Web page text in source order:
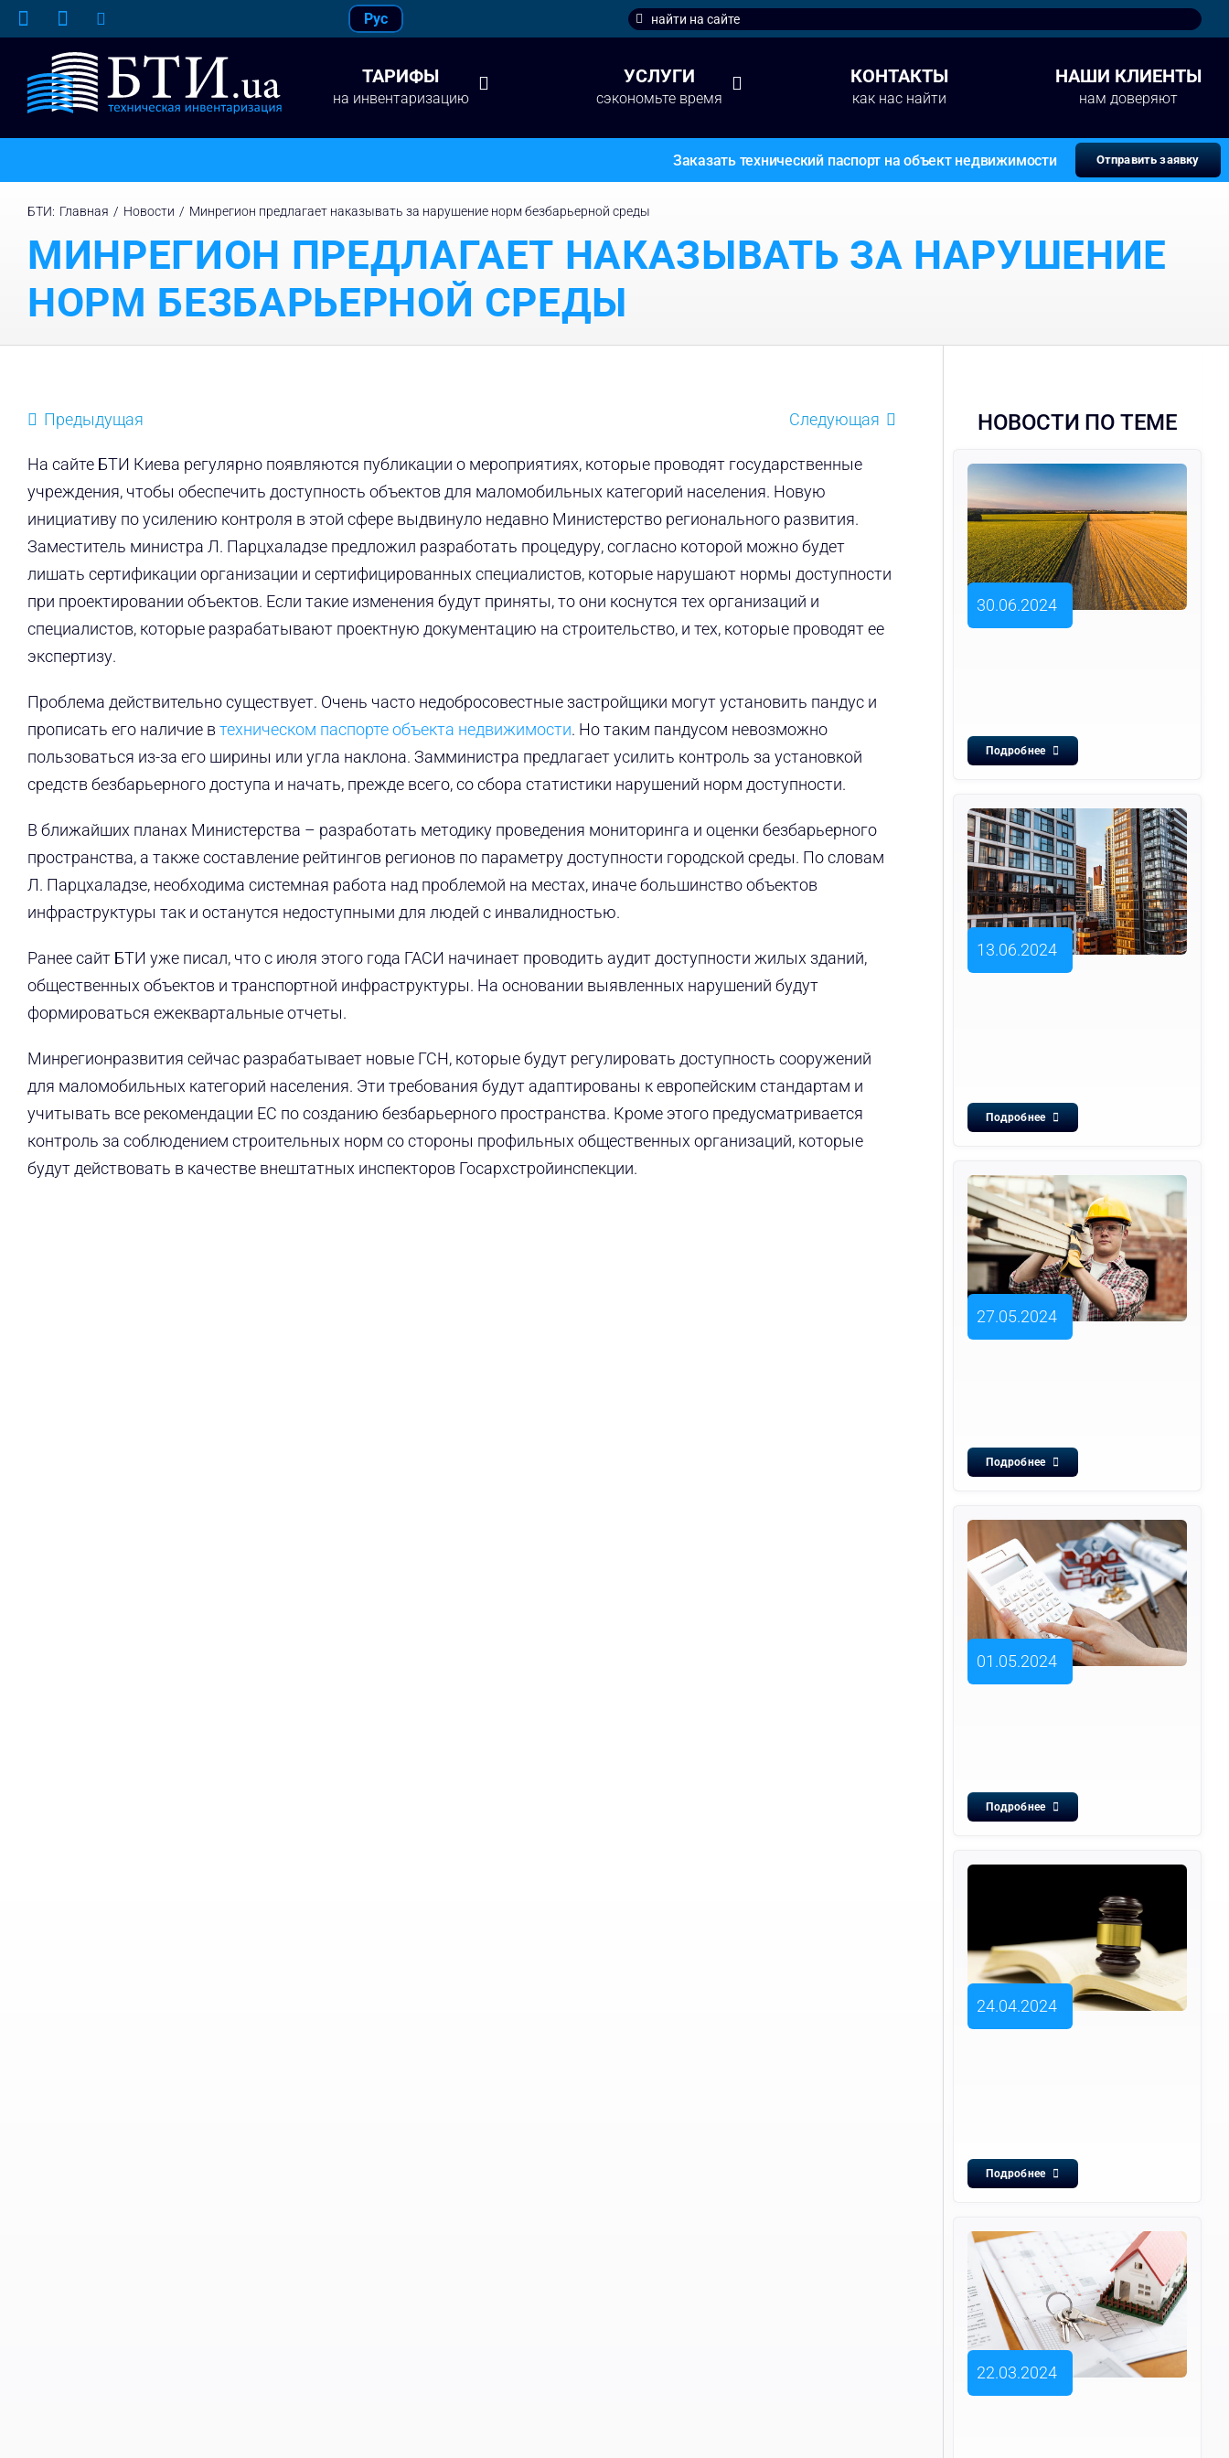
Skip
to
content
Рус
Search
ТАРИФЫ
на инвентаризацию
УСЛУГИ
сэкономьте время
КОНТАКТЫ
как нас найти
НАШИ КЛИЕНТЫ
нам доверяют
Заказать технический паспорт на объект недвижимости Отправить заявку
БТИ: Главная / Новости / Минрегион предлагает наказывать за нарушение норм безбарьерной среды
МИНРЕГИОН ПРЕДЛАГАЕТ НАКАЗЫВАТЬ ЗА НАРУШЕНИЕ
НОРМ БЕЗБАРЬЕРНОЙ СРЕДЫ
Предыдущая Следующая
На сайте БТИ Киева регулярно появляются публикации о мероприятиях, которые проводят государственные
учреждения, чтобы обеспечить доступность объектов для маломобильных категорий населения. Новую
инициативу по усилению контроля в этой сфере выдвинуло недавно Министерство регионального развития.
Заместитель министра Л. Парцхаладзе предложил разработать процедуру, согласно которой можно будет
лишать сертификации организации и сертифицированных специалистов, которые нарушают нормы доступности
при проектировании объектов. Если такие изменения будут приняты, то они коснутся тех организаций и
специалистов, которые разрабатывают проектную документацию на строительство, и тех, которые проводят ее
экспертизу.
Проблема действительно существует. Очень часто недобросовестные застройщики могут установить пандус и
прописать его наличие в техническом паспорте объекта недвижимости. Но таким пандусом невозможно
пользоваться из-за его ширины или угла наклона. Замминистра предлагает усилить контроль за установкой
средств безбарьерного доступа и начать, прежде всего, со сбора статистики нарушений норм доступности.
В ближайших планах Министерства – разработать методику проведения мониторинга и оценки безбарьерного
пространства, а также составление рейтингов регионов по параметру доступности городской среды. По словам
Л. Парцхаладзе, необходима системная работа над проблемой на местах, иначе большинство объектов
инфраструктуры так и останутся недоступными для людей с инвалидностью.
Ранее сайт БТИ уже писал, что с июля этого года ГАСИ начинает проводить аудит доступности жилых зданий,
общественных объектов и транспортной инфраструктуры. На основании выявленных нарушений будут
формироваться ежеквартальные отчеты.
Минрегионразвития сейчас разрабатывает новые ГСН, которые будут регулировать доступность сооружений
для маломобильных категорий населения. Эти требования будут адаптированы к европейским стандартам и
учитывать все рекомендации ЕС по созданию безбарьерного пространства. Кроме этого предусматривается
контроль за соблюдением строительных норм со стороны профильных общественных организаций, которые
будут действовать в качестве внештатных инспекторов Госархстройинспекции.
НОВОСТИ ПО ТЕМЕ
30.06.2024
Подробнее
13.06.2024
Подробнее
27.05.2024
Подробнее
01.05.2024
Подробнее
24.04.2024
Подробнее
22.03.2024